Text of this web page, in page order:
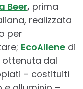
Beer, prima
realizzata
per
EcoAllene di
ottenuta dal
– costituiti